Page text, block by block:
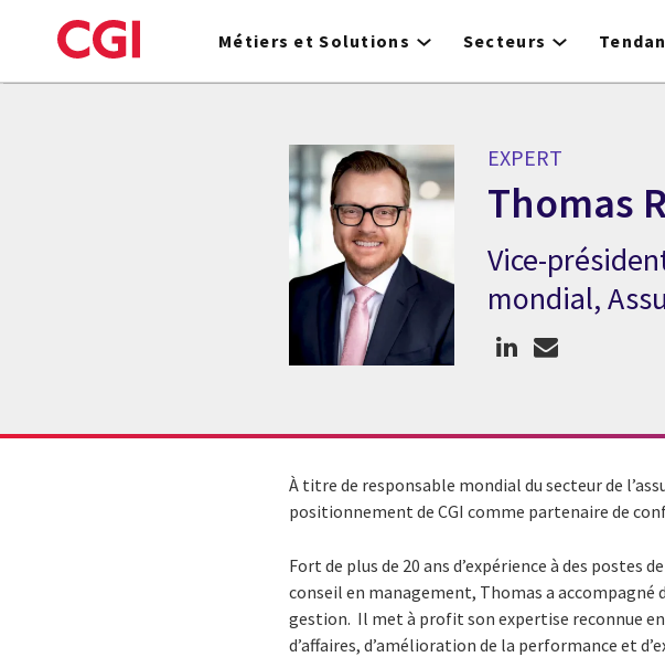
to
Métiers et Solutions Secteurs
EXPERT
Thomas
Expert Thomas
Vice-
mondial,
À titre de responsable mondial du secteur de
positionnement de CGI comme partenaire de
Fort de plus de 20 ans d’expérience à des postes
conseil en management, Thomas a accompagné
gestion. Il met à profit son expertise reconnue
d’affaires, d’amélioration de la performance et